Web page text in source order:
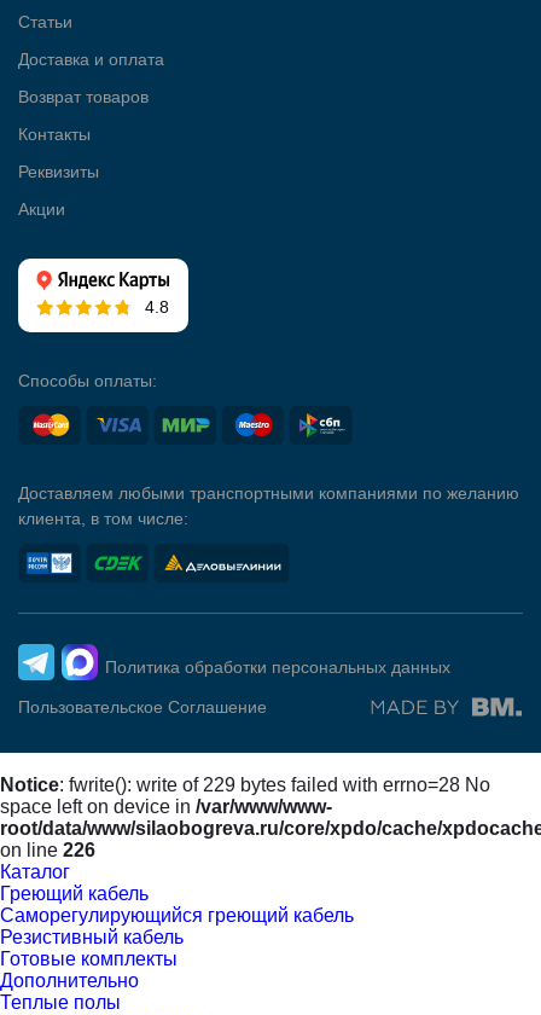
Статьи
Доставка и оплата
Возврат товаров
Контакты
Реквизиты
Акции
4.8
Способы оплаты:
Доставляем любыми транспортными компаниями по желанию
клиента, в том числе:
Политика обработки персональных данных
Пользовательское Соглашение
Notice: fwrite(): write of 229 bytes failed with errno=28 No
space left on device in /var/www/www-
root/data/www/silaobogreva.ru/core/xpdo/cache/
on line 226
Каталог
Греющий кабель
Саморегулирующийся греющий кабель
Резистивный кабель
Готовые комплекты
Дополнительно
Теплые полы